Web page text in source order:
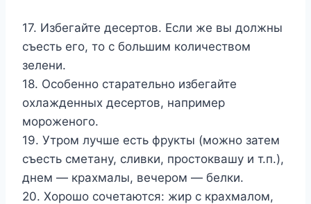
17. Избегайте десертов. Если же вы должны
съесть его, то с большим количеством
зелени.
18. Особенно старательно избегайте
охлажденных десертов, например
мороженого.
19. Утром лучше есть фрукты (можно затем
съесть сметану, сливки, простоквашу и т.п.),
днем — крахмалы, вечером — бел­ки.
20. Хорошо сочетаются: жир с крахмалом,